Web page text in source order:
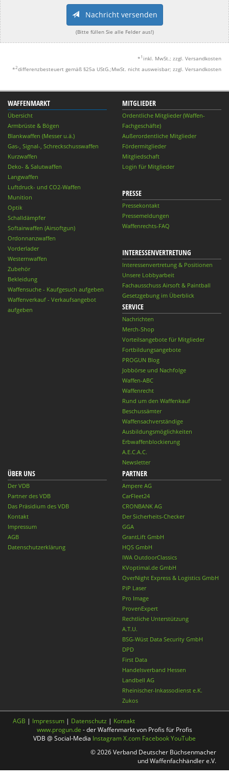
Nachricht versenden
(Bitte füllen Sie alle Felder aus!)
* 1 inkl. MwSt.; zzgl. Versandkosten
*2differenzbesteuert gemäß §25a UStG.;MwSt. nicht ausweisbar; zzgl. Versandkosten
WAFFENMARKT
Übersicht
Armbrüste & Bögen
Blankwaffen (Messer u.ä.)
Gas-, Signal-, Schreckschusswaffen
Kurzwaffen
Deko- & Salutwaffen
Langwaffen
Luftdruck- und CO2-Waffen
Munition
Optik
Schalldämpfer
Softairwaffen (Airsoftgun)
Ordonnanzwaffen
Vorderlader
Westernwaffen
Zubehör
Bekleidung
Waffensuche - Kaufgesuch aufgeben
Waffenverkauf - Verkaufsangebot
aufgeben
MITGLIEDER
Ordentliche Mitglieder (Waffen-
Fachgeschäfte)
Außerordentliche Mitglieder
Fördermitglieder
Mitgliedschaft
Login für Mitglieder
PRESSE
Pressekontakt
Pressemeldungen
Waffenrechts-FAQ
INTERESSENVERTRETUNG
Interessenvertretung & Positionen
Unsere Lobbyarbeit
Fachausschuss Airsoft & Paintball
Gesetzgebung im Überblick
SERVICE
Nachrichten
Merch-Shop
Vorteilsangebote für Mitglieder
Fortbildungsangebote
PROGUN Blog
Jobbörse und Nachfolge
Waffen-ABC
Waffenrecht
Rund um den Waffenkauf
Beschussämter
Waffensachverständige
Ausbildungsmöglichkeiten
Erbwaffenblockierung
A.E.C.A.C.
Newsletter
ÜBER UNS
Der VDB
Partner des VDB
Das Präsidium des VDB
Kontakt
Impressum
AGB
Datenschutzerklärung
PARTNER
Ampere AG
CarFleet24
CRONBANK AG
Der Sicherheits-Checker
GGA
GrantLift GmbH
HQS GmbH
IWA OutdoorClassics
KVoptimal.de GmbH
OverNight Express & Logistics GmbH
PiP Laser
Pro Image
ProvenExpert
Rechtliche Unterstützung
A.T.U.
BSG-Wüst Data Security GmbH
DPD
First Data
Handelsverband Hessen
Landbell AG
Rheinischer-Inkassodienst e.K.
Zukos
AGB | Impressum | Datenschutz | Kontakt
www.progun.de - der Waffenmarkt von Profis für Profis
VDB @ Social-Media InstagramX.com FacebookYouTube
© 2026 Verband Deutscher Büchsenmacher
und Waffenfachhändler e.V.